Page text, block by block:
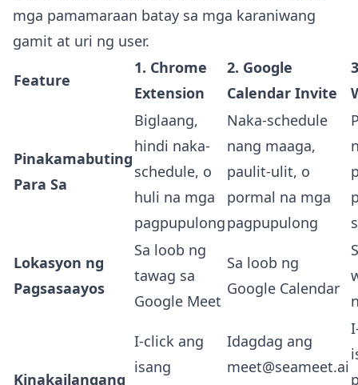
mga pamamaraan batay sa mga karaniwang
gamit at uri ng user.
Feature
1. Chrome
Extension
2. Google
Calendar Invite
Pinakamabuting
Para Sa
Biglaang,
hindi naka-
schedule, o
huli na mga
pagpupulong
Naka-schedule
nang maaga,
paulit-ulit, o
pormal na mga
pagpupulong
Lokasyon ng
Pagsasaayos
Sa loob ng
tawag sa
Google Meet
Sa loob ng
Google Calendar
Kinakailangang
I-click ang
isang
Idagdag ang
meet@seameet.ai